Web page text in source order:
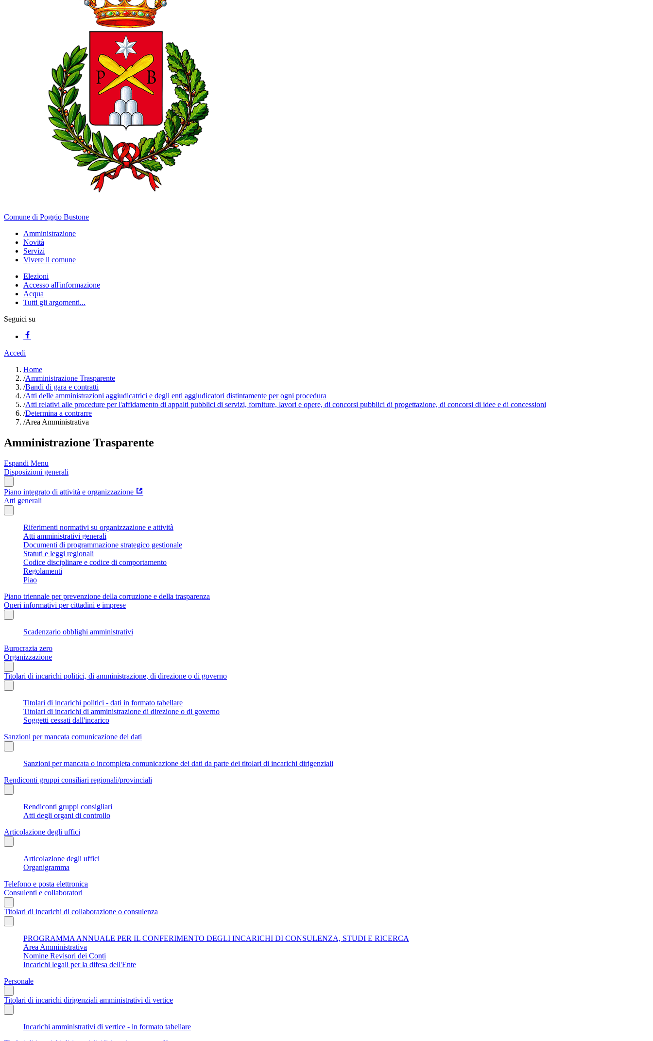
Comune di Poggio Bustone
Amministrazione
Novità
Servizi
Vivere il comune
Elezioni
Accesso all'informazione
Acqua
Tutti gli argomenti...
Seguici su
Accedi
Home
/Amministrazione Trasparente
/Bandi di gara e contratti
/Atti delle amministrazioni aggiudicatrici e degli enti aggiudicatori distintamente per ogni procedura
/Atti relativi alle procedure per l'affidamento di appalti pubblici di servizi, forniture, lavori e opere, di concorsi pubblici di progettazione, di concorsi di idee e di concessioni
/Determina a contrarre
/Area Amministrativa
Amministrazione Trasparente
Espandi Menu
Disposizioni generali
Piano integrato di attività e organizzazione
Atti generali
Riferimenti normativi su organizzazione e attività
Atti amministrativi generali
Documenti di programmazione strategico gestionale
Statuti e leggi regionali
Codice disciplinare e codice di comportamento
Regolamenti
Piao
Piano triennale per prevenzione della corruzione e della trasparenza
Oneri informativi per cittadini e imprese
Scadenzario obblighi amministrativi
Burocrazia zero
Organizzazione
Titolari di incarichi politici, di amministrazione, di direzione o di governo
Titolari di incarichi politici - dati in formato tabellare
Titolari di incarichi di amministrazione di direzione o di governo
Soggetti cessati dall'incarico
Sanzioni per mancata comunicazione dei dati
Sanzioni per mancata o incompleta comunicazione dei dati da parte dei titolari di incarichi dirigenziali
Rendiconti gruppi consiliari regionali/provinciali
Rendiconti gruppi consigliari
Atti degli organi di controllo
Articolazione degli uffici
Articolazione degli uffici
Organigramma
Telefono e posta elettronica
Consulenti e collaboratori
Titolari di incarichi di collaborazione o consulenza
PROGRAMMA ANNUALE PER IL CONFERIMENTO DEGLI INCARICHI DI CONSULENZA, STUDI E RICERCA
Area Amministrativa
Nomine Revisori dei Conti
Incarichi legali per la difesa dell'Ente
Personale
Titolari di incarichi dirigenziali amministrativi di vertice
Incarichi amministrativi di vertice - in formato tabellare